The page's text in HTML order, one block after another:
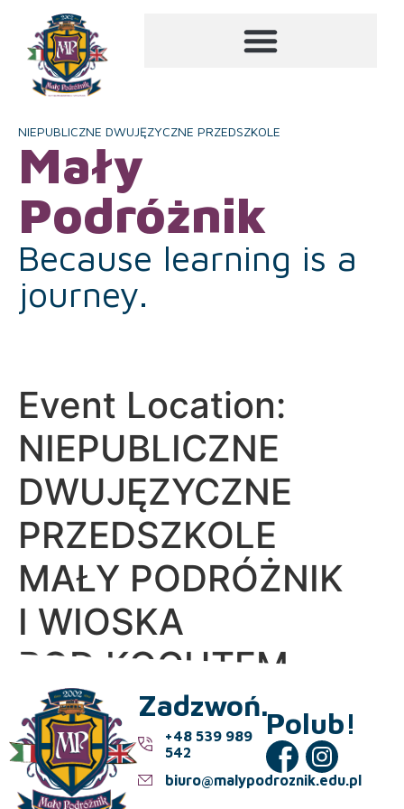
NIEPUBLICZNE DWUJĘZYCZNE PRZEDSZKOLE
Mały
Podróżnik
Because learning is a
journey.
Event Location:
NIEPUBLICZNE
DWUJĘZYCZNE
PRZEDSZKOLE
MAŁY PODRÓŻNIK
I WIOSKA
POD KOGUTEM
Zadzwoń.
+48 539 989
542
biuro@malypodroznik.edu.pl
Polub!